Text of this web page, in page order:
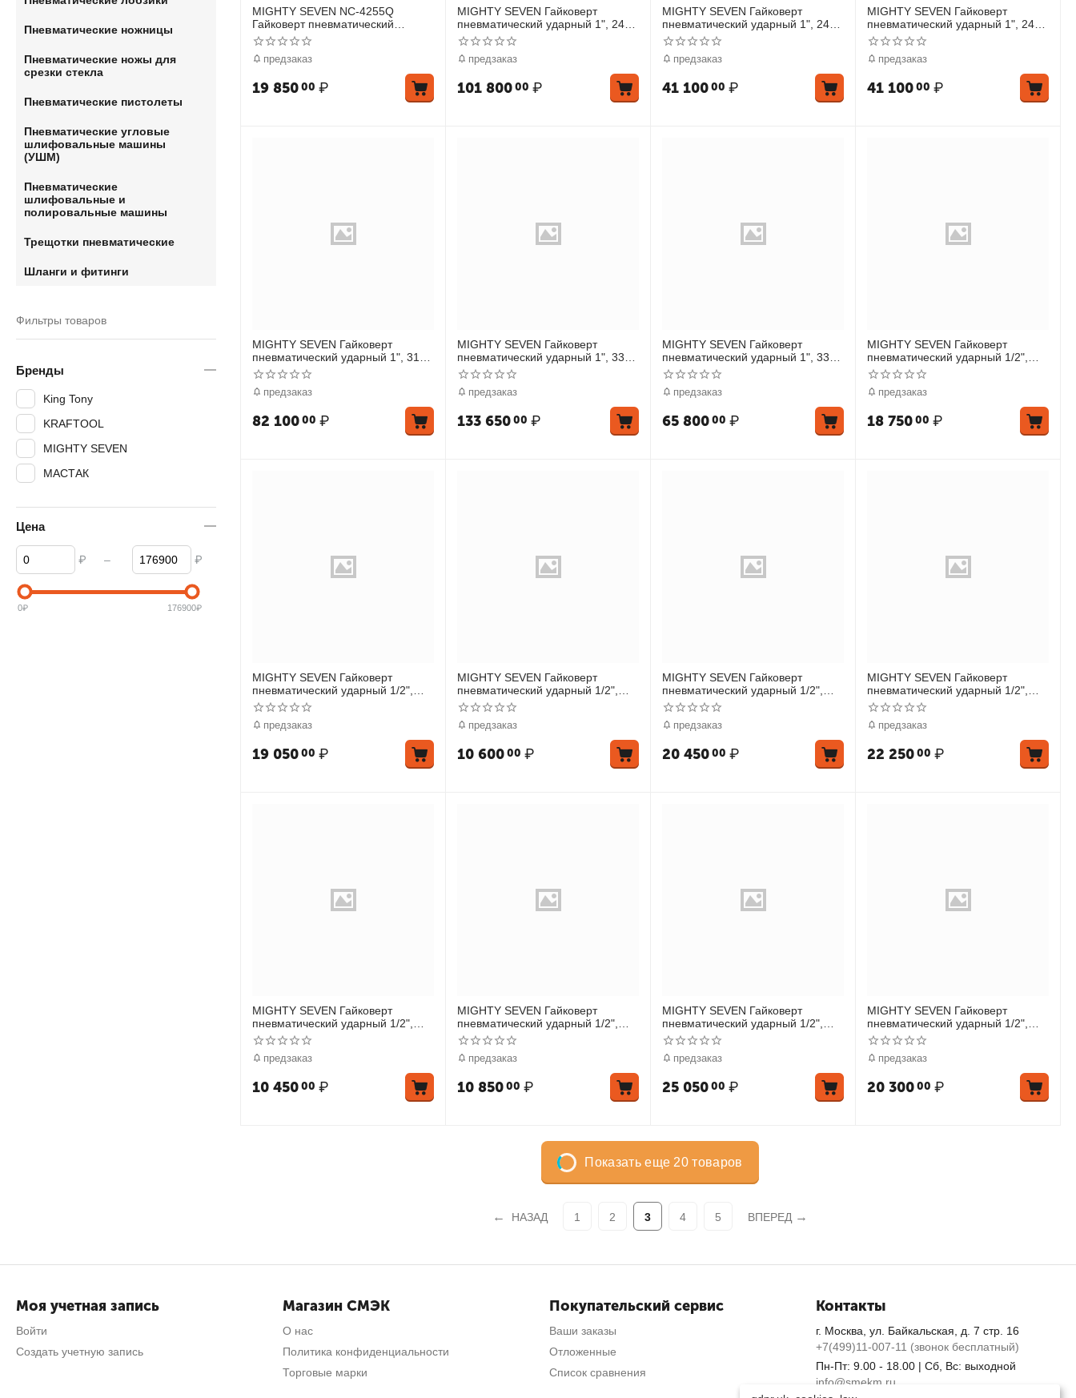
MIGHTY SEVEN NC-4255Q
Гайковерт пневматический
ударный 1/2", 1627 Нм
предзаказ
19 85000 ₽
MIGHTY SEVEN Гайковерт
пневматический ударный 1", 2441
Нм, удлиненный
предзаказ
101 80000 ₽
MIGHTY SEVEN Гайковерт
пневматический ударный 1", 2441
Нм, удлиненный, в комплекте 5
торцевых голово
предзаказ
41 10000 ₽
MIGHTY SEVEN Гайковерт
пневматический ударный 1", 2441
Нм, удлиненный, в комплекте 5
торцевых голово
предзаказ
41 10000 ₽
MIGHTY SEVEN Гайковерт
пневматический ударный 1", 3118
Нм
предзаказ
82 10000 ₽
MIGHTY SEVEN Гайковерт
пневматический ударный 1", 3390
Нм, удлиненный
предзаказ
133 65000 ₽
MIGHTY SEVEN Гайковерт
пневматический ударный 1", 3390
Нм, удлиненный
предзаказ
65 80000 ₽
MIGHTY SEVEN Гайковерт
пневматический ударный 1/2",
1152 Нм
предзаказ
18 75000 ₽
MIGHTY SEVEN Гайковерт
пневматический ударный 1/2",
1152 Нм, система «EZ Grease»
предзаказ
19 05000 ₽
MIGHTY SEVEN Гайковерт
пневматический ударный 1/2",
1627 Нм, с бейсболкой
предзаказ
10 60000 ₽
MIGHTY SEVEN Гайковерт
пневматический ударный 1/2",
1627 Нм, система «EZ Grease»
предзаказ
20 45000 ₽
MIGHTY SEVEN Гайковерт
пневматический ударный 1/2",
1627 Нм, система «EZ Grease», в
комплекте футбол
предзаказ
22 25000 ₽
MIGHTY SEVEN Гайковерт
пневматический ударный 1/2",
542 Нм, с комплектом головок, 15
предметов
предзаказ
10 45000 ₽
MIGHTY SEVEN Гайковерт
пневматический ударный 1/2",
542 Нм, с комплектом головок, 7
предметов
предзаказ
10 85000 ₽
MIGHTY SEVEN Гайковерт
пневматический ударный 1/2",
542 Нм, угловой
предзаказ
25 05000 ₽
MIGHTY SEVEN Гайковерт
пневматический ударный 1/2",
610 Нм, укороченный
предзаказ
20 30000 ₽
Показать еще 20 товаров
НАЗАД 1 2 3 4 5 ВПЕРЕД
Пневматические ножницы
Пневматические ножы для
срезки стекла
Пневматические пистолеты
Пневматические угловые
шлифовальные машины
(УШМ)
Пневматические
шлифовальные и
полировальные машины
Трещотки пневматические
Шланги и фитинги
Фильтры товаров
Бренды
King Tony
KRAFTOOL
MIGHTY SEVEN
МАСТАК
Цена
₽ – ₽
0₽ 176900₽
Моя учетная запись
Войти
Создать учетную запись
Магазин СМЭК
О нас
Политика конфиденциальности
Торговые марки
Покупательский сервис
Ваши заказы
Отложенные
Список сравнения
Контакты
г. Москва, ул. Байкальская, д. 7 стр. 16
+7(499)11-007-11 (звонок бесплатный)
Пн-Пт: 9.00 - 18.00 | Сб, Вс: выходной
info@smekm.ru